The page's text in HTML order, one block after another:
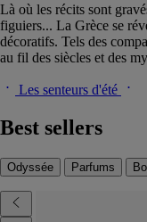
Là où les récits sont
figuiers... La Grèce se
décoratifs. Tels des
au fil des siècles et des
Les senteurs d'été
Best sellers
Odyssée Parfums